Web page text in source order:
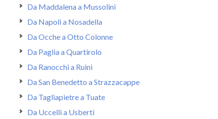
Da Maddalena a Mussolini
Da Napoli a Nosadella
Da Ocche a Otto Colonne
Da Paglia a Quartirolo
Da Ranocchi a Ruini
Da San Benedetto a Strazzacappe
Da Tagliapietre a Tuate
Da Uccelli a Usberti